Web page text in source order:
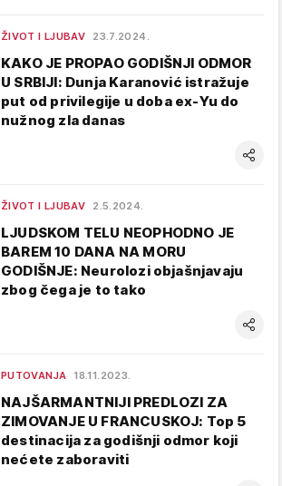
ŽIVOT I LJUBAV 23.7.2024.
KAKO JE PROPAO GODIŠNJI ODMOR
U SRBIJI: Dunja Karanović istražuje
put od privilegije u doba ex-Yu do
nužnog zla danas
ŽIVOT I LJUBAV 2.5.2024.
LJUDSKOM TELU NEOPHODNO JE
BAREM 10 DANA NA MORU
GODIŠNJE: Neurolozi objašnjavaju
zbog čega je to tako
PUTOVANJA 18.11.2023.
NAJŠARMANTNIJI PREDLOZI ZA
ZIMOVANJE U FRANCUSKOJ: Top 5
destinacija za godišnji odmor koji
nećete zaboraviti